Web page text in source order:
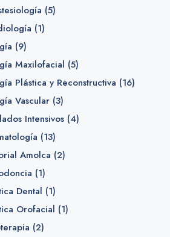
(5)
(1)
(9)
Maxilofacial (5)
Plástica y Reconstructiva (16)
Vascular(3)
Intensivos(4)
(13)
Amolca (2)
(1)
Dental (1)
Orofacial (1)
(2)